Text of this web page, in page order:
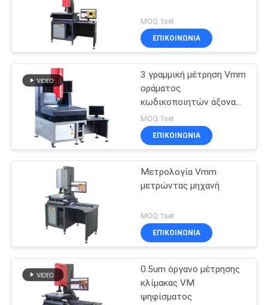
PRIVACY
POLICY
MOQ:1set
ΕΠΙΚΟΙΝΩΝΙΑ
3 γραμμική μέτρηση Vmm
οράματος
κωδικοποιητών άξονα
0.01um μετρώντας
μηχανή
MOQ:1set
ΕΠΙΚΟΙΝΩΝΙΑ
Μετρολογία Vmm
μετρώντας μηχανή
MOQ:1set
ΕΠΙΚΟΙΝΩΝΙΑ
0.5um όργανο μέτρησης
κλίμακας VM
ψηφίσματος